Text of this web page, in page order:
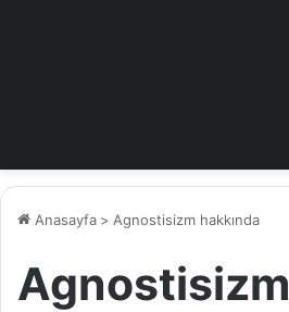
Anasayfa > Agnostisizm hakkında
Agnostisizm